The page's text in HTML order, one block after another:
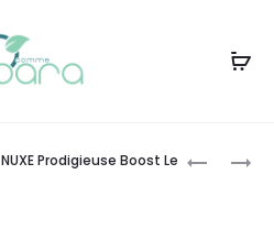
VICHY
NUXE Prodigieuse Boost Le